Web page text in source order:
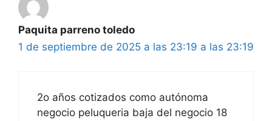
Paquita parreno toledo
1 de septiembre de 2025 a las 23:19 a las 23:19
2o años cotizados como autónoma
negocio peluqueria baja del negocio 18